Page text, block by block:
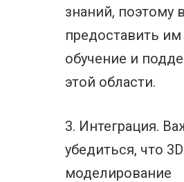
знаний, поэтому
предоставить им
обучение и
этой области.
3. Интеграция.
убедиться, что 3D
моделирование